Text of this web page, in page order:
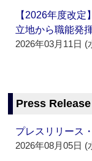
【2026年度改
立地から職能発
2026年03月11日 (
Press
プレスリリース
2026年08月05日 (